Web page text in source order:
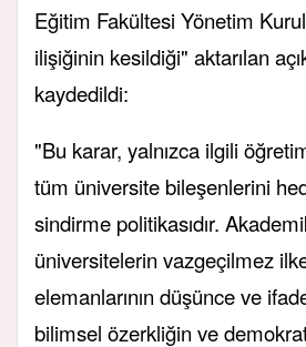
Eğitim Fakültesi Yönetim
ilişiğinin kesildiği" aktarılan
kaydedildi:
"Bu karar, yalnızca ilgili
tüm üniversite bileşenlerini
sindirme politikasıdır.
üniversitelerin vazgeçilmez
elemanlarının düşünce ve
bilimsel özerkliğin ve